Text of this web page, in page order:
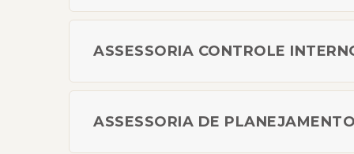
ASSESSORIA CONTROLE
ASSESSORIA DE